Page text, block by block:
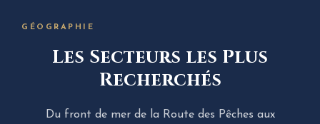
GÉOGRAPHIE
Les Secteurs les Plus
Recherchés
Du front de mer de la Route des Pêches aux